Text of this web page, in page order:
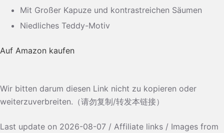
Mit Großer Kapuze und kontrastreichen Säumen
Niedliches Teddy-Motiv
Auf Amazon kaufen
Wir bitten darum diesen Link nicht zu kopieren oder
weiterzuverbreiten.（请勿复制/转发本链接）
Last update on 2026-08-07 / Affiliate links / Images from